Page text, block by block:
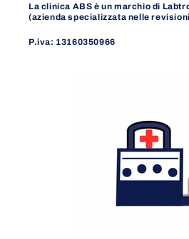
La clinica ABS è un marchio di
(azienda specializzata nelle
P.iva: 13160350966